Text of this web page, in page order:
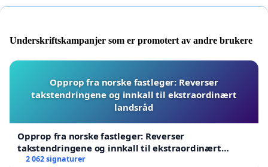
Underskriftskampanjer som er promotert av andre brukere
Opprop fra norske fastleger: Reverser
takstendringene og innkall til ekstraordinært
landsråd
Opprop fra norske fastleger: Reverser
takstendringene og innkall til ekstraordinært
landsråd
2 062 signaturer